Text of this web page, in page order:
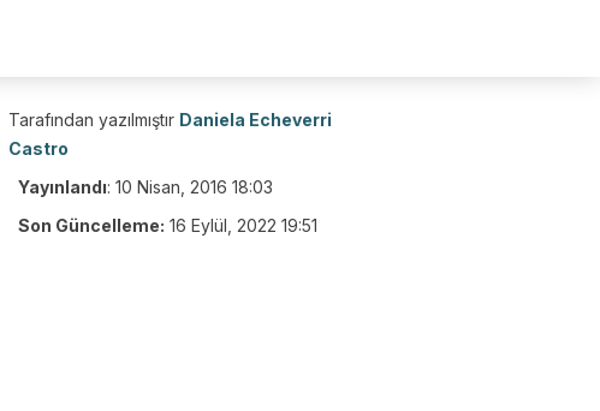
Tarafından yazılmıştır Daniela Echeverri
Castro
Yayınlandı: 10 Nisan, 2016 18:03
Son Güncelleme: 16 Eylül, 2022 19:51